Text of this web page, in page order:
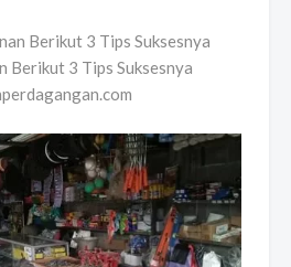
Berikut 3 Tips Suksesnya